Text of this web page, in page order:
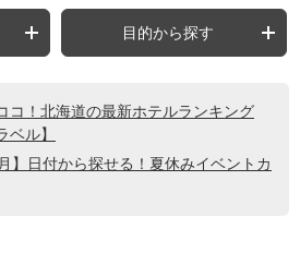
目的から探す
コ！北海道の最新ホテルランキング
ベル】
】日付から探せる！夏休みイベントカ